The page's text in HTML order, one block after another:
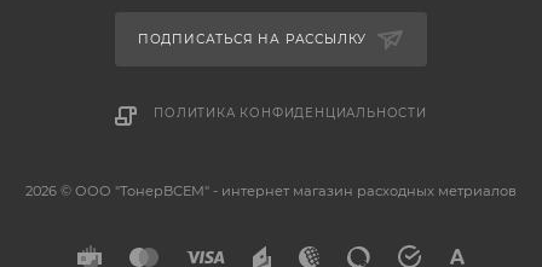
ПОДПИСАТЬСЯ НА РАССЫЛКУ
ПОЛИТИКА КОНФИДЕНЦИАЛЬНОСТИ
2026 © ООО "ТонерВСЕМ" - интернет магазин расходных метриалов